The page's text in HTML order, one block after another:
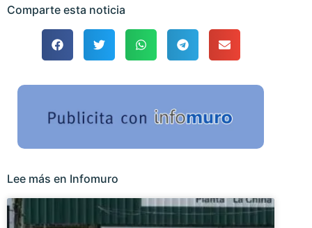
Comparte esta noticia
Lee más en Infomuro